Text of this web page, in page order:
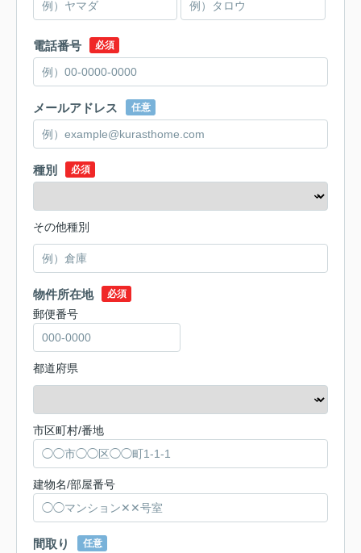
電話番号 必須
メールアドレス 任意
種別 必須
その他種別
物件所在地 必須
郵便番号
都道府県
市区町村/番地
建物名/部屋番号
間取り 任意